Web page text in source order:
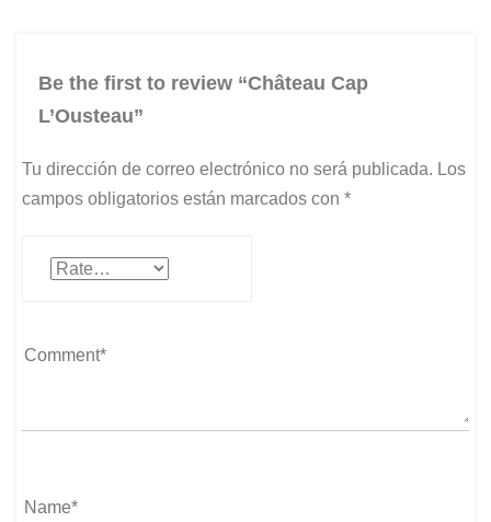
Be the first to review “Château Cap
L’Ousteau”
Tu dirección de correo electrónico no será publicada. Los
campos obligatorios están marcados con *